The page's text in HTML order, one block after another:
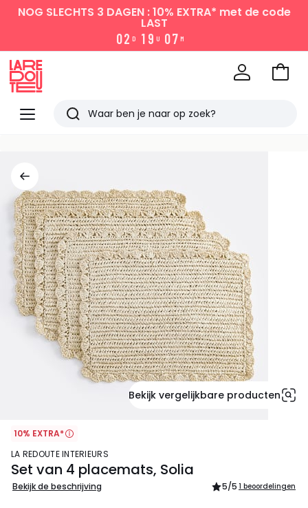
NOG SLECHTS 3 DAGEN : 10% EXTRA* met de code
LAST
02 D 1 9 U 07 M
Menu
Redoute
Zoeken
Naar
Bekijk vergelijkbare producten
10% EXTRA*
LA REDOUTE INTERIEURS
Set van 4 placemats, Solia
Bekijk de beschrijving 5/5 1 beoordelingen